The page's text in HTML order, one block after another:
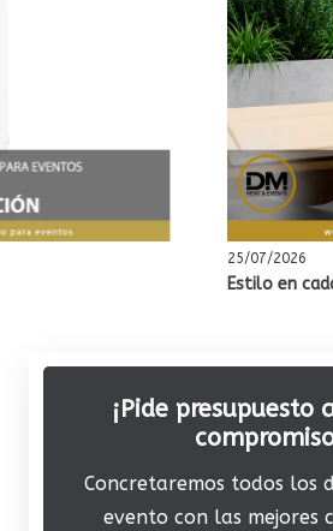
25/07/2026
Estilo en cada rincón
¡Pide presupuesto
Concretaremos todos los
evento con las mejores